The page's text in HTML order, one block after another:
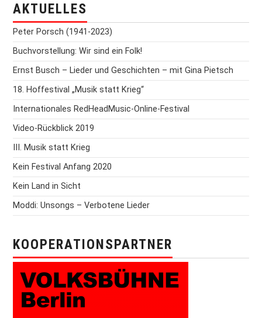
AKTUELLES
Peter Porsch (1941-2023)
Buchvorstellung: Wir sind ein Folk!
Ernst Busch – Lieder und Geschichten – mit Gina Pietsch
18. Hoffestival „Musik statt Krieg“
Internationales RedHeadMusic-Online-Festival
Video-Rückblick 2019
III. Musik statt Krieg
Kein Festival Anfang 2020
Kein Land in Sicht
Moddi: Unsongs – Verbotene Lieder
KOOPERATIONSPARTNER